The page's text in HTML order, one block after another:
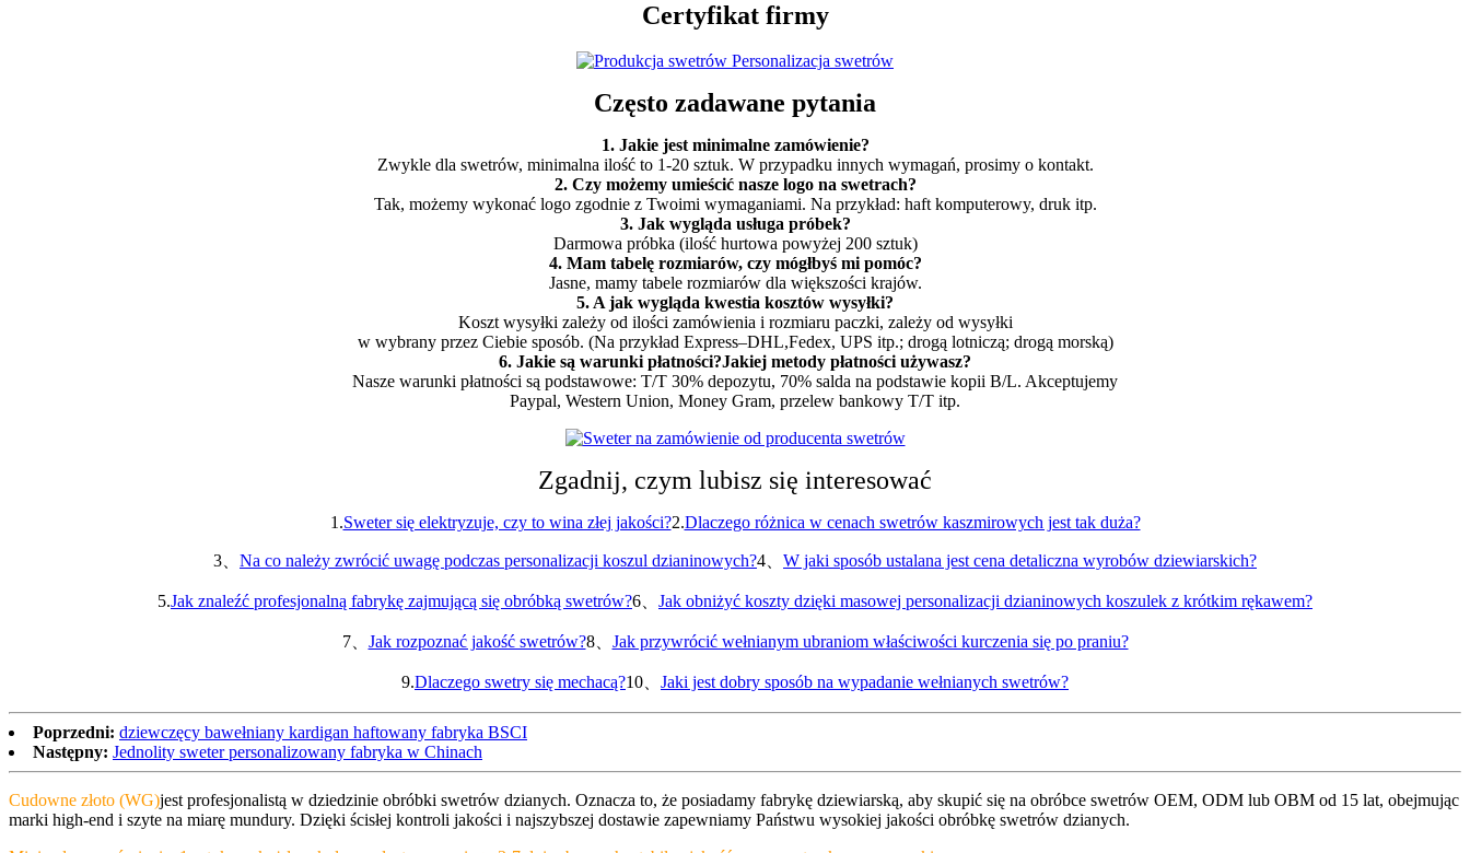
Certyfikat firmy
Często zadawane pytania
1. Jakie jest minimalne zamówienie?
Zwykle dla swetrów, minimalna ilość to 1-20 sztuk. W przypadku innych wymagań, prosimy o kontakt.
2. Czy możemy umieścić nasze logo na swetrach?
Tak, możemy wykonać logo zgodnie z Twoimi wymaganiami. Na przykład: haft komputerowy, druk itp.
3. Jak wygląda usługa próbek?
Darmowa próbka (ilość hurtowa powyżej 200 sztuk)
4. Mam tabelę rozmiarów, czy mógłbyś mi pomóc?
Jasne, mamy tabele rozmiarów dla większości krajów.
5. A jak wygląda kwestia kosztów wysyłki?
Koszt wysyłki zależy od ilości zamówienia i rozmiaru paczki, zależy od wysyłki
w wybrany przez Ciebie sposób. (Na przykład Express–DHL,Fedex, UPS itp.; drogą lotniczą; drogą morską)
6. Jakie są warunki płatności?Jakiej metody płatności używasz?
Nasze warunki płatności są podstawowe: T/T 30% depozytu, 70% salda na podstawie kopii B/L. Akceptujemy
Paypal, Western Union, Money Gram, przelew bankowy T/T itp.
Zgadnij, czym lubisz się interesować
1.Sweter się elektryzuje, czy to wina złej jakości?2.Dlaczego różnica w cenach swetrów kaszmirowych jest tak duża?
3、 Na co należy zwrócić uwagę podczas personalizacji koszul dzianinowych?4、 W jaki sposób ustalana jest cena detaliczna wyrobów dziewiarskich?
5.Jak znaleźć profesjonalną fabrykę zajmującą się obróbką swetrów?6、 Jak obniżyć koszty dzięki masowej personalizacji dzianinowych koszulek z krótkim rękawem?
7、 Jak rozpoznać jakość swetrów?8、 Jak przywrócić wełnianym ubraniom właściwości kurczenia się po praniu?
9.Dlaczego swetry się mechacą?10、 Jaki jest dobry sposób na wypadanie wełnianych swetrów?
Poprzedni: dziewczęcy bawełniany kardigan haftowany fabryka BSCI
Następny: Jednolity sweter personalizowany fabryka w Chinach
Cudowne złoto (WG)jest profesjonalistą w dziedzinie obróbki swetrów dzianych. Oznacza to, że posiadamy fabrykę dziewiarską, aby skupić się na obróbce swetrów OEM, ODM lub OBM od 15 lat, obejmując
marki high-end i szyte na miarę mundury. Dzięki ścisłej kontroli jakości i najszybszej dostawie zapewniamy Państwu wysokiej jakości obróbkę swetrów dzianych.